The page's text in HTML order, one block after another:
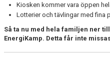
Kiosken kommer vara öppen
Lotterier och tävlingar med fina
Så ta nu med hela familjen ner
EnergiKamp. Detta får inte